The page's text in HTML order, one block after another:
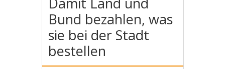
Bund bezahlen, was
sie bei der Stadt
bestellen